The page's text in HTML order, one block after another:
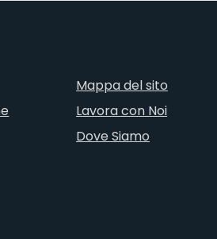
Mappa del sito
Lavora con Noi
Dove Siamo